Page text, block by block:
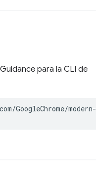
para la CLI de
modern-